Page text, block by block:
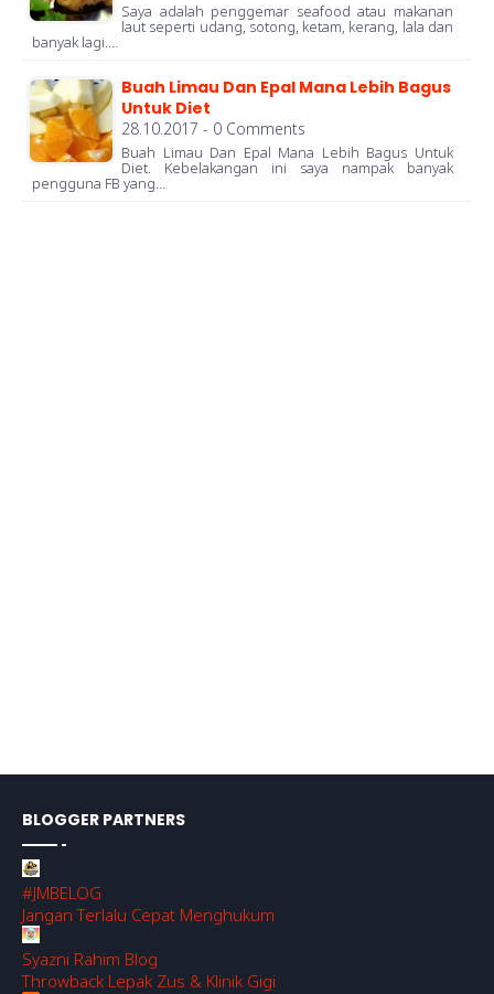
Saya adalah penggemar seafood atau makanan
laut seperti udang, sotong, ketam, kerang, lala dan
banyak lagi.…
Buah Limau Dan Epal Mana Lebih Bagus
Untuk Diet
28.10.2017 - 0 Comments
Buah Limau Dan Epal Mana Lebih Bagus Untuk
Diet. Kebelakangan ini saya nampak banyak
pengguna FB yang…
BLOGGER PARTNERS
#JMBELOG
Jangan Terlalu Cepat Menghukum
Syazni Rahim Blog
Throwback Lepak Zus & Klinik Gigi